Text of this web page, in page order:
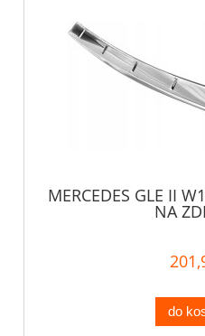
MERCEDES GLE II
NA
do